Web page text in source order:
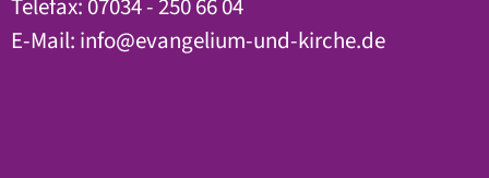
Telefax: 07034 - 250 66 04
E-Mail: info@evangelium-und-kirche.de